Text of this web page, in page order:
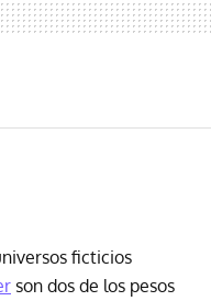
ficticios
son dos de los pesos